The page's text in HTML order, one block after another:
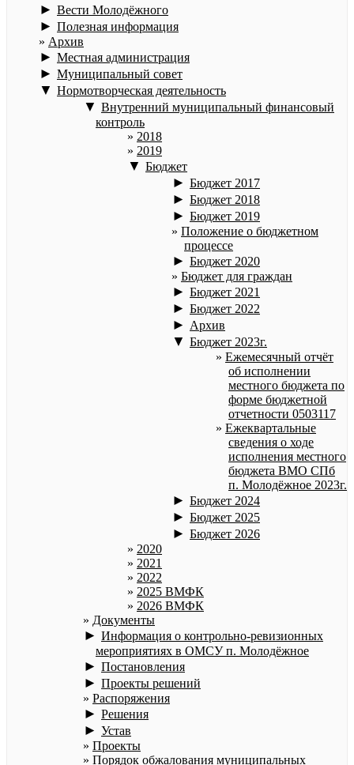
► Вести Молодёжного
► Полезная информация
Архив
► Местная администрация
► Муниципальный совет
▼ Нормотворческая деятельность
▼ Внутренний муниципальный финансовый
контроль
2018
2019
▼ Бюджет
► Бюджет 2017
► Бюджет 2018
► Бюджет 2019
Положение о бюджетном
процессе
► Бюджет 2020
Бюджет для граждан
► Бюджет 2021
► Бюджет 2022
► Архив
▼ Бюджет 2023г.
Ежемесячный отчёт
об исполнении
местного бюджета по
форме бюджетной
отчетности 0503117
Ежеквартальные
сведения о ходе
исполнения местного
бюджета ВМО СПб
п. Молодёжное 2023г.
► Бюджет 2024
► Бюджет 2025
► Бюджет 2026
2020
2021
2022
2025 ВМФК
2026 ВМФК
Документы
► Информация о контрольно-ревизионных
мероприятиях в ОМСУ п. Молодёжное
► Постановления
► Проекты решений
Распоряжения
► Решения
► Устав
Проекты
Порядок обжалования муниципальных